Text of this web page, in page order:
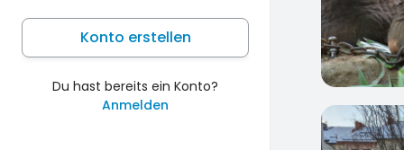
Konto erstellen
Du hast bereits ein Konto?
Anmelden
0